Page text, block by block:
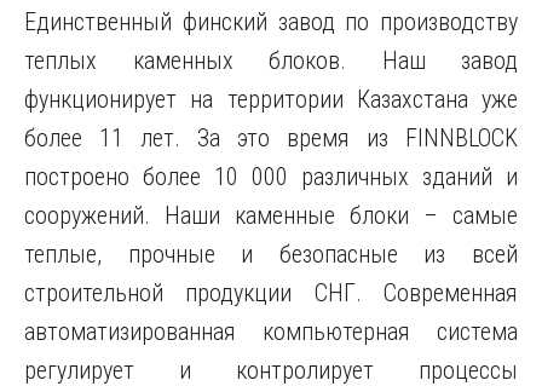
Единственный финский завод по производству
теплых каменных блоков. Наш завод
функционирует на территории Казахстана уже
более 11 лет. За это время из FINNBLOCK
построено более 10 000 различных зданий и
сооружений. Наши каменные блоки – самые
теплые, прочные и безопасные из всей
строительной продукции СНГ. Современная
автоматизированная компьютерная система
регулирует и контролирует процессы